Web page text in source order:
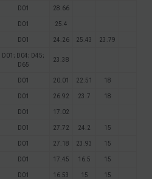
D01 28.66
D01 25.4
D01 24.26 25.43 23.79
D01; D04; D45;
D65
23.38
D01 20.01 22.51 18
D01 26.92 23.7 18
D01 17.02
D01 27.72 24.2 15
D01 27.18 23.93 15
D01 17.45 16.5 15
D01 16.53 15 15